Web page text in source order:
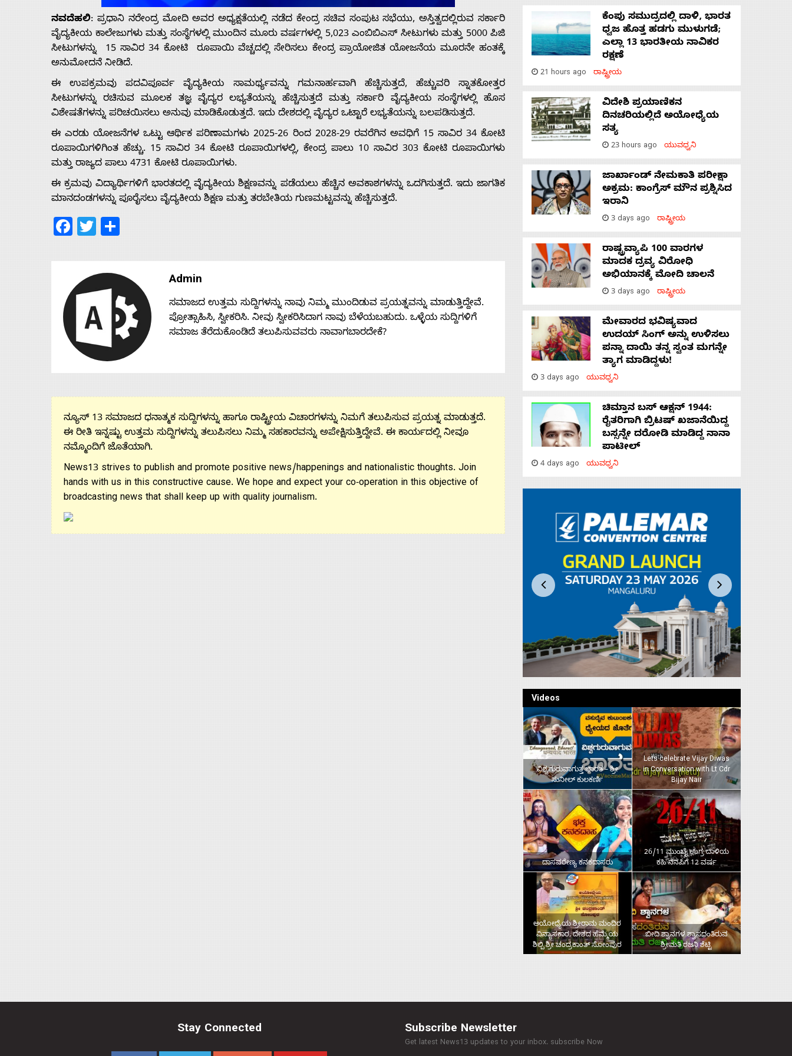
Advertise
Contact
ನವದೆಹಲಿ: ಪ್ರಧಾನಿ ನರೇಂದ್ರ ಮೋದಿ ಅವರ ಅಧ್ಯಕ್ಷತೆಯಲ್ಲಿ ನಡೆದ ಕೇಂದ್ರ ಸಚಿವ ಸಂಪುಟ ಸಭೆಯು, ಅಸ್ತಿತ್ವದಲ್ಲಿರುವ ಸರ್ಕಾರಿ
ವೈದ್ಯಕೀಯ ಕಾಲೇಜುಗಳು ಮತ್ತು ಸಂಸ್ಥೆಗಳಲ್ಲಿ ಮುಂದಿನ ಮೂರು ವರ್ಷಗಳಲ್ಲಿ 5,023 ಎಂಬಿಬಿಎಸ್ ಸೀಟುಗಳು ಮತ್ತು 5000 ಪಿಜಿ
ಸೀಟುಗಳನ್ನು 15 ಸಾವಿರ 34 ಕೋಟಿ ರೂಪಾಯಿ ವೆಚ್ಚದಲ್ಲಿ ಸೇರಿಸಲು ಕೇಂದ್ರ ಪ್ರಾಯೋಜಿತ ಯೋಜನೆಯ ಮೂರನೇ ಹಂತಕ್ಕೆ
ಅನುಮೋದನೆ ನೀಡಿದೆ.
ಈ ಉಪಕ್ರಮವು ಪದವಿಪೂರ್ವ ವೈದ್ಯಕೀಯ ಸಾಮರ್ಥ್ಯವನ್ನು ಗಮನಾರ್ಹವಾಗಿ ಹೆಚ್ಚಿಸುತ್ತದೆ, ಹೆಚ್ಚುವರಿ ಸ್ನಾತಕೋತ್ತರ
ಸೀಟುಗಳನ್ನು ರಚಿಸುವ ಮೂಲಕ ತಜ್ಞ ವೈದ್ಯರ ಲಭ್ಯತೆಯನ್ನು ಹೆಚ್ಚಿಸುತ್ತದೆ ಮತ್ತು ಸರ್ಕಾರಿ ವೈದ್ಯಕೀಯ ಸಂಸ್ಥೆಗಳಲ್ಲಿ ಹೊಸ
ವಿಶೇಷತೆಗಳನ್ನು ಪರಿಚಯಿಸಲು ಅನುವು ಮಾಡಿಕೊಡುತ್ತದೆ. ಇದು ದೇಶದಲ್ಲಿ ವೈದ್ಯರ ಒಟ್ಟಾರೆ ಲಭ್ಯತೆಯನ್ನು ಬಲಪಡಿಸುತ್ತದೆ.
ಈ ಎರಡು ಯೋಜನೆಗಳ ಒಟ್ಟು ಆರ್ಥಿಕ ಪರಿಣಾಮಗಳು 2025-26 ರಿಂದ 2028-29 ರವರೆಗಿನ ಅವಧಿಗೆ 15 ಸಾವಿರ 34 ಕೋಟಿ
ರೂಪಾಯಿಗಳಿಗಿಂತ ಹೆಚ್ಚು. 15 ಸಾವಿರ 34 ಕೋಟಿ ರೂಪಾಯಿಗಳಲ್ಲಿ, ಕೇಂದ್ರ ಪಾಲು 10 ಸಾವಿರ 303 ಕೋಟಿ ರೂಪಾಯಿಗಳು
ಮತ್ತು ರಾಜ್ಯದ ಪಾಲು 4731 ಕೋಟಿ ರೂಪಾಯಿಗಳು.
ಈ ಕ್ರಮವು ವಿದ್ಯಾರ್ಥಿಗಳಿಗೆ ಭಾರತದಲ್ಲಿ ವೈದ್ಯಕೀಯ ಶಿಕ್ಷಣವನ್ನು ಪಡೆಯಲು ಹೆಚ್ಚಿನ ಅವಕಾಶಗಳನ್ನು ಒದಗಿಸುತ್ತದೆ. ಇದು ಜಾಗತಿಕ
ಮಾನದಂಡಗಳನ್ನು ಪೂರೈಸಲು ವೈದ್ಯಕೀಯ ಶಿಕ್ಷಣ ಮತ್ತು ತರಬೇತಿಯ ಗುಣಮಟ್ಟವನ್ನು ಹೆಚ್ಚಿಸುತ್ತದೆ.
Facebook
Twitter
Admin
ಸಮಾಜದ ಉತ್ತಮ ಸುದ್ದಿಗಳನ್ನು ನಾವು ನಿಮ್ಮ ಮುಂದಿಡುವ ಪ್ರಯತ್ನವನ್ನು ಮಾಡುತ್ತಿದ್ದೇವೆ.
ಪ್ರೋತ್ಸಾಹಿಸಿ, ಸ್ವೀಕರಿಸಿ. ನೀವು ಸ್ವೀಕರಿಸಿದಾಗ ನಾವು ಬೆಳೆಯಬಹುದು. ಒಳ್ಳೆಯ ಸುದ್ದಿಗಳಿಗೆ
ಸಮಾಜ ತೆರೆದುಕೊಂಡಿದೆ ತಲುಪಿಸುವವರು ನಾವಾಗಬಾರದೇಕೆ?
ನ್ಯೂಸ್ 13 ಸಮಾಜದ ಧನಾತ್ಮಕ ಸುದ್ದಿಗಳನ್ನು ಹಾಗೂ ರಾಷ್ಟ್ರೀಯ ವಿಚಾರಗಳನ್ನು ನಿಮಗೆ ತಲುಪಿಸುವ ಪ್ರಯತ್ನ ಮಾಡುತ್ತದೆ.
ಈ ರೀತಿ ಇನ್ನಷ್ಟು ಉತ್ತಮ ಸುದ್ದಿಗಳನ್ನು ತಲುಪಿಸಲು ನಿಮ್ಮ ಸಹಕಾರವನ್ನು ಅಪೇಕ್ಷಿಸುತ್ತಿದ್ದೇವೆ. ಈ ಕಾರ್ಯದಲ್ಲಿ ನೀವೂ
ನಮ್ಮೊಂದಿಗೆ ಜೊತೆಯಾಗಿ.
News13 strives to publish and promote positive news/happenings and nationalistic thoughts. Join
hands with us in this constructive cause. We hope and expect your co-operation in this objective of
broadcasting news that shall keep up with quality journalism.
ಕೆಂಪು ಸಮುದ್ರದಲ್ಲಿ ದಾಳಿ, ಭಾರತ
ಧ್ವಜ ಹೊತ್ತ ಹಡಗು ಮುಳುಗಡೆ;
ಎಲ್ಲಾ 13 ಭಾರತೀಯ ನಾವಿಕರ
ರಕ್ಷಣೆ
21 hours ago ರಾಷ್ಟ್ರೀಯ
ವಿದೇಶಿ ಪ್ರಯಾಣಿಕನ
ದಿನಚರಿಯಲ್ಲಿದೆ ಅಯೋಧ್ಯೆಯ
ಸತ್ಯ
23 hours ago ಯುವಧ್ವನಿ
ಜಾರ್ಖಾಂಡ್‌ ನೇಮಕಾತಿ ಪರೀಕ್ಷಾ
ಅಕ್ರಮ: ಕಾಂಗ್ರೆಸ್‌ ಮೌನ ಪ್ರಶ್ನಿಸಿದ
ಇರಾನಿ
3 days ago ರಾಷ್ಟ್ರೀಯ
ರಾಷ್ಟ್ರವ್ಯಾಪಿ 100 ವಾರಗಳ
ಮಾದಕ ದ್ರವ್ಯ ವಿರೋಧಿ
ಅಭಿಯಾನಕ್ಕೆ ಮೋದಿ ಚಾಲನೆ
3 days ago ರಾಷ್ಟ್ರೀಯ
ಮೇವಾರದ ಭವಿಷ್ಯವಾದ
ಉದಯ್ ಸಿಂಗ್ ಅನ್ನು ಉಳಿಸಲು
ಪನ್ನಾ ದಾಯಿ ತನ್ನ ಸ್ವಂತ ಮಗನ್ನೇ
ತ್ಯಾಗ ಮಾಡಿದ್ದಳು!
3 days ago ಯುವಧ್ವನಿ
ಚಿಮ್ತಾನ ಬಸ್ ಆಕ್ಷನ್ 1944:
ರೈತರಿಗಾಗಿ ಬ್ರಿಟಷ್‌ ಖಜಾನೆಯಿದ್ದ
ಬಸ್ಸನ್ನೇ ದರೋಡಿ ಮಾಡಿದ್ದ ನಾನಾ
ಪಾಟೀಲ್
4 days ago ಯುವಧ್ವನಿ
Videos
ವಿಶ್ವಗುರುವಾಗುತ್ತ ಭಾರತ – ಶ್ರೀ
ಸುನೀಲ್‌ ಕುಲಕರ್ಣಿ
Lets celebrate Vijay Diwas
in Conversation with Lt Cdr
Bijay Nair
ದಾಸವರೇಣ್ಯ ಕನಕದಾಸರು
26/11 ಮುಂಬೈ ಉಗ್ರ ದಾಳಿಯ
ಕಹಿ ನೆನಪಿಗೆ 12 ವರ್ಷ
ಅಯೋಧ್ಯೆಯ ಶ್ರೀರಾಮ ಮಂದಿರ
ವಿನ್ಯಾಸಕಾರ, ದೇಶದ ಹೆಮ್ಮೆಯ
ಶಿಲ್ಪಿ ಶ್ರೀ ಚಂದ್ರಕಾಂತ್‌ ಸೋಂಪುರ
ಬೀದಿ ಶ್ವಾನಗಳ ಶ್ವಾಸದಂತಿರುವ
ಶ್ರೀಮತಿ ರಜನಿ ಶೆಟ್ಟಿ
Stay Connected Subscribe Newsletter
Get latest News13 updates to your inbox. subscribe Now